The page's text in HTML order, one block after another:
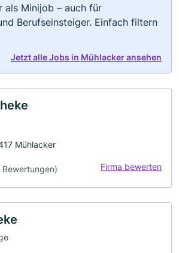
als Minijob – auch für
Berufseinsteiger. Einfach filtern
Jetzt alle Jobs in Mühlacker ansehen
Mühlacker
Bewertungen) Firma bewerten